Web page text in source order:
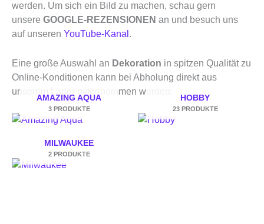
werden. Um sich ein Bild zu machen, schau gern
unsere GOOGLE-REZENSIONEN an und besuch uns
auf unseren YouTube-Kanal .
Eine große Auswahl an Dekoration in spitzen Qualität zu
Online-Konditionen kann bei Abholung direkt aus
unserem Lager mitgenommen werden:
AMAZING AQUA
3 PRODUKTE
HOBBY
23 PRODUKTE
MILWAUKEE
2 PRODUKTE